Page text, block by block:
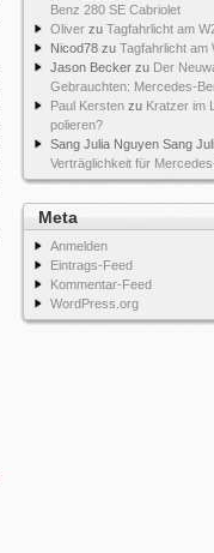
Benz 280 SE Cabriolet
Oliver zu Tagfahrlicht am
Nicod78 zu Tagfahrlicht am
Jason Becker zu Der
Gebrauchten: Mercedes-
Paul Kersten zu Kratzer im
polieren?
Sang Julia Nguyen Sang
Verträglichkeit für
Meta
Anmelden
Eintrags-Feed
Kommentar-Feed
WordPress.org